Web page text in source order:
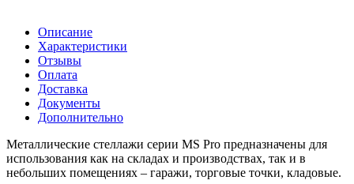
Описание
Характеристики
Отзывы
Оплата
Доставка
Документы
Дополнительно
Металлические стеллажи серии MS Pro предназначены для
использования как на складах и производствах, так и в
небольших помещениях – гаражи, торговые точки, кладовые.